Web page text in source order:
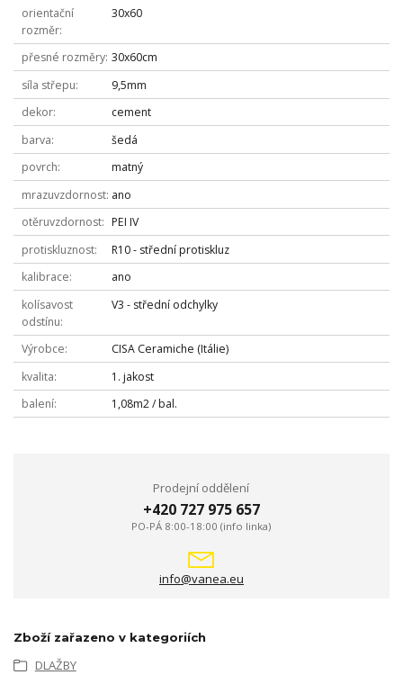
orientační
rozměr
30x60
přesné rozměry 30x60cm
síla střepu
9,5mm
dekor
cement
barva
šedá
povrch
matný
mrazuvzdornost ano
otěruvzdornost
PEI IV
protiskluznost
R10 - střední protiskluz
kalibrace
ano
kolísavost
odstínu
V3 - střední odchylky
Výrobce
CISA Ceramiche (Itálie)
kvalita
1. jakost
balení
1,08m2 / bal.
Prodejní oddělení
+420 727 975 657
PO-PÁ 8:00-18:00 (info linka)
info@vanea.eu
Zboží zařazeno v kategoriích
DLAŽBY